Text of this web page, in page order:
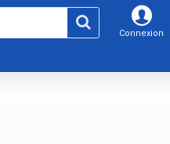
Connexion